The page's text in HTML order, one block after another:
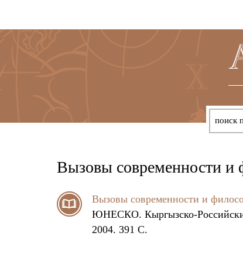
Вызовы современности и
Вызовы современности и
ЮНЕСКО. Кыргызско-
2004. 391 C.